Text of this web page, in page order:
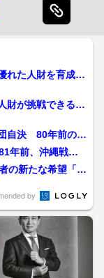
れた人財を育成す
財が挑戦できる組
自決 80年前の真
年前、沖縄戦で3
の新たな希望「D
by